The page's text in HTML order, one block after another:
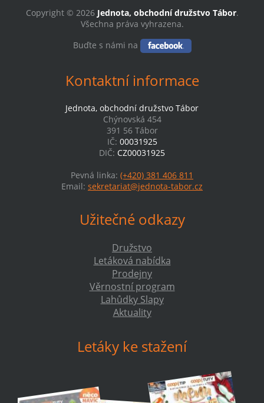
Copyright © 2026 Jednota, obchodní družstvo Tábor.
Všechna práva vyhrazena.
Buďte s námi na
Kontaktní informace
Jednota, obchodní družstvo Tábor
Chýnovská 454
391 56 Tábor
IČ: 00031925
DIČ: CZ00031925
Pevná linka: (+420) 381 406 811
Email: sekretariat@jednota-tabor.cz
Užitečné odkazy
Družstvo
Letáková nabídka
Prodejny
Věrnostní program
Lahůdky Slapy
Aktuality
Letáky ke stažení